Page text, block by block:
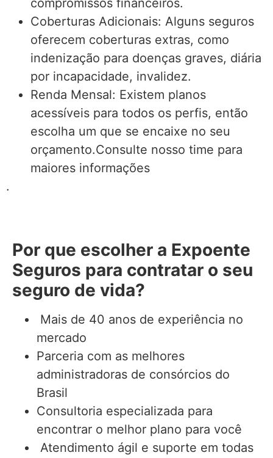
compromissos financeiros.
Coberturas Adicionais: Alguns seguros
oferecem coberturas extras, como
indenização para doenças graves, diária
por incapacidade, invalidez.
Renda Mensal: Existem planos
acessíveis para todos os perfis, então
escolha um que se encaixe no seu
orçamento.Consulte nosso time para
maiores informações
.
Por que escolher a Expoente
Seguros para contratar o seu
seguro de vida?
Mais de 40 anos de experiência no
mercado
Parceria com as melhores
administradoras de consórcios do
Brasil
Consultoria especializada para
encontrar o melhor plano para você
Atendimento ágil e suporte em todas